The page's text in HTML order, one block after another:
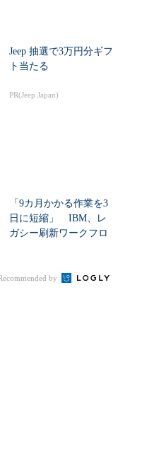
Jeep 抽選で3万円分ギフ
ト当たる
PR(Jeep Japan)
「9カ月かかる作業を3
日に短縮」 IBM、レ
ガシー刷新ワークフロ
by